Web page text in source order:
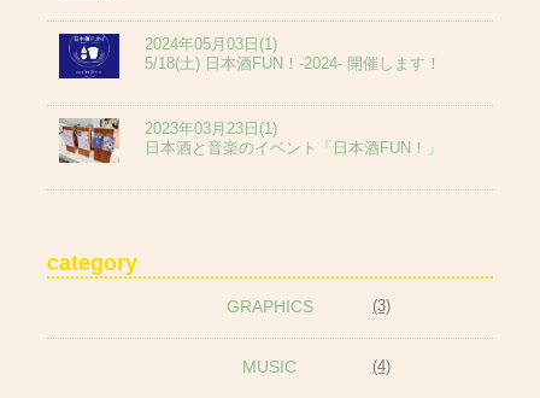
2024年05月03日(1)
5/18(土) 日本酒FUN！-2024- 開催します！
2023年03月23日(1)
日本酒と音楽のイベント「日本酒FUN！」
category
GRAPHICS (3)
MUSIC (4)